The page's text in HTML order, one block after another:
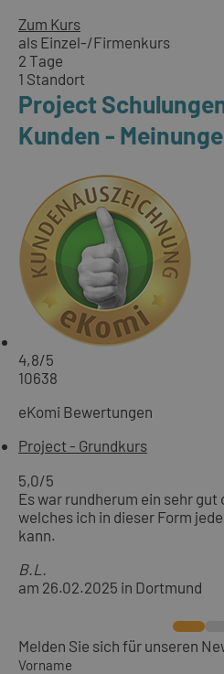
Zum Kurs
als Einzel-/Firmenkurs
2 Tage
1 Standort
Project
Kunden -
4,8/5
10638
eKomi Bewertungen
Project - Grundkurs
5,0/5
Es war rundherum ein sehr
welches ich in dieser Form
kann.
B.L.
am 26.02.2025 in Dortmund
Melden Sie sich für unseren
Vorname